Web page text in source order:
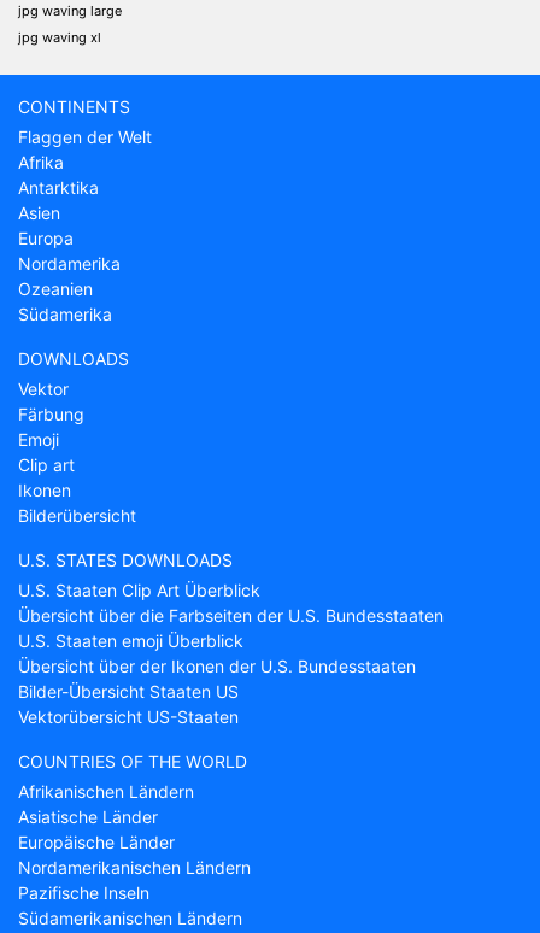
jpg waving large
jpg waving xl
CONTINENTS
Flaggen der Welt
Afrika
Antarktika
Asien
Europa
Nordamerika
Ozeanien
Südamerika
DOWNLOADS
Vektor
Färbung
Emoji
Clip art
Ikonen
Bilderübersicht
U.S. STATES DOWNLOADS
U.S. Staaten Clip Art Überblick
Übersicht über die Farbseiten der U.S. Bundesstaaten
U.S. Staaten emoji Überblick
Übersicht über der Ikonen der U.S. Bundesstaaten
Bilder-Übersicht Staaten US
Vektorübersicht US-Staaten
COUNTRIES OF THE WORLD
Afrikanischen Ländern
Asiatische Länder
Europäische Länder
Nordamerikanischen Ländern
Pazifische Inseln
Südamerikanischen Ländern